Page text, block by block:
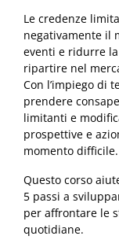
Le credenze
negativamente il
eventi e ridurre
ripartire nel
Con l’impiego di
prendere
limitanti e
prospettive e
momento difficile.
Questo corso
5 passi a
per affrontare le
quotidiane.